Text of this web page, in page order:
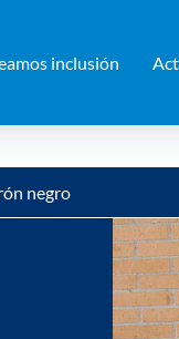
inclusión
negro